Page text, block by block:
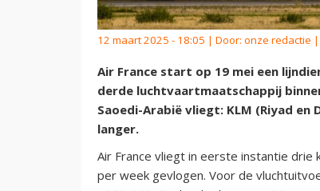
12 maart 2025 - 18:05 | Door: onze redactie |
Air France start op 19 mei een
derde luchtvaartmaatschappij
Saoedi-Arabië vliegt: KLM (Riyad en
langer.
Air France vliegt in eerste instantie
per week gevlogen. Voor de